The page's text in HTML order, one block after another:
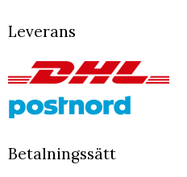
Leverans
Betalningssätt